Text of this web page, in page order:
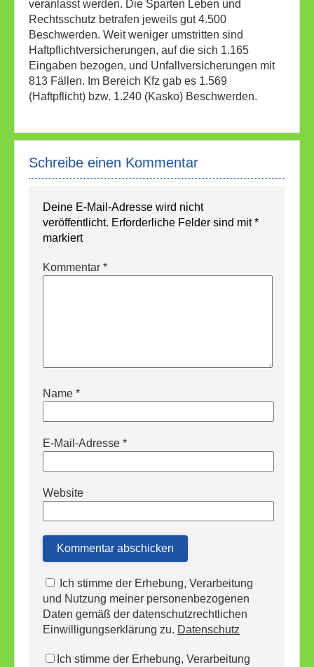
veranlasst werden. Die Sparten Leben und
Rechtsschutz betrafen jeweils gut 4.500
Beschwerden. Weit weniger umstritten sind
Haftpflichtversicherungen, auf die sich 1.165
Eingaben bezogen, und Unfallversicherungen mit
813 Fällen. Im Bereich Kfz gab es 1.569
(Haftpflicht) bzw. 1.240 (Kasko) Beschwerden.
Schreibe einen Kommentar
Deine E-Mail-Adresse wird nicht
veröffentlicht. Erforderliche Felder sind mit*
markiert
Kommentar *
Name *
E-Mail-Adresse *
Website
Ich stimme der Erhebung, Verarbeitung
und Nutzung meiner personenbezogenen
Daten gemäß der datenschutzrechtlichen
Einwilligungserklärung zu. Datenschutz
Ich stimme der Erhebung, Verarbeitung